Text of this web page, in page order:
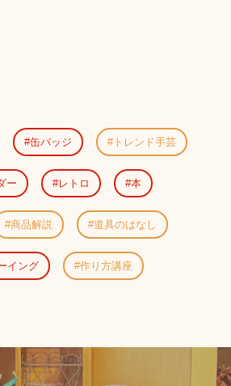
缶バッジ トレンド手芸
ー レトロ 本
商品解説 道具のはなし
イング 作り方講座